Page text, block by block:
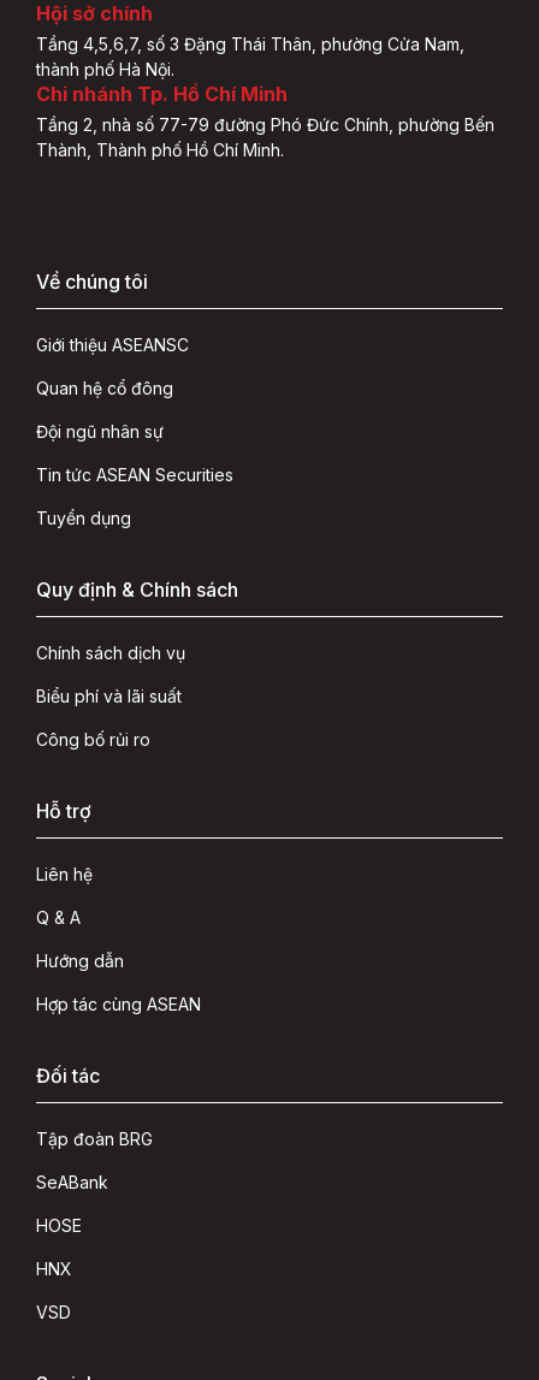
Hội sở chính
Tầng 4,5,6,7, số 3 Đặng Thái Thân, phường Cửa Nam,
thành phố Hà Nội.
Chi nhánh Tp. Hồ Chí Minh
Tầng 2, nhà số 77-79 đường Phó Đức Chính, phường Bến
Thành, Thành phố Hồ Chí Minh.
Về chúng tôi
Giới thiệu ASEANSC
Quan hệ cổ đông
Đội ngũ nhân sự
Tin tức ASEAN Securities
Tuyển dụng
Quy định & Chính sách
Chính sách dịch vụ
Biểu phí và lãi suất
Công bố rủi ro
Hỗ trợ
Liên hệ
Q & A
Hướng dẫn
Hợp tác cùng ASEAN
Đối tác
Tập đoàn BRG
SeABank
HOSE
HNX
VSD